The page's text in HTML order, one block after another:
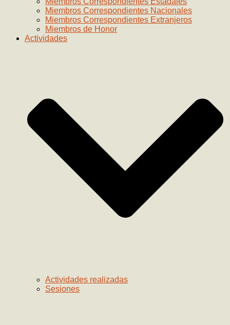
Miembros Correspondientes Nacionales
Miembros Correspondientes Extranjeros
Miembros de Honor
Actividades
Actividades realizadas
Sesiones